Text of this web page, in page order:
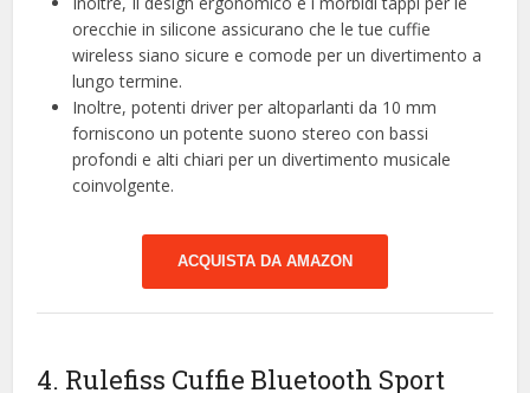
orecchie in silicone assicurano che le tue cuffie
wireless siano sicure e comode per un divertimento a
lungo termine.
Inoltre, potenti driver per altoparlanti da 10 mm
forniscono un potente suono stereo con bassi
profondi e alti chiari per un divertimento musicale
coinvolgente.
ACQUISTA DA AMAZON
4. Rulefiss Cuffie Bluetooth Sport